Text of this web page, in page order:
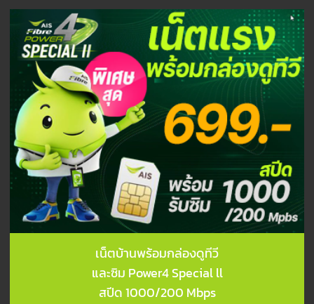
เน็ตบ้านพร้อมกล่องดูทีวี
และซิม Power4 Special ll
สปีด 1000/200 Mbps